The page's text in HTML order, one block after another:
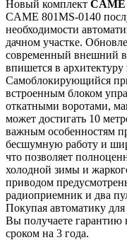
Новый комплект
CAME 801MS-0140
необходимости
дачном участке.
современный внешний
впишется в архитектуру
Самоблокирующийся
встроенным блоком
откатными воротами,
может достигать 10
важным особенностям
бесшумную работу и
что позволяет
холодной зимы и
приводом
радиоприемник и два
Покупая автоматику
Вы получаете гарантию
сроком на 3 года.